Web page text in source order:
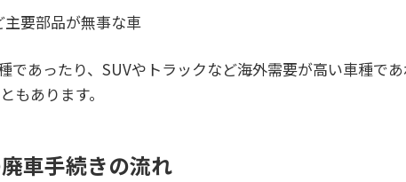
要部品が無事な車
であったり、SUVやトラックなど海外需要が高い車種で
もあります。
車手続きの流れ